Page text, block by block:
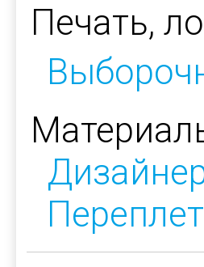
Печать,